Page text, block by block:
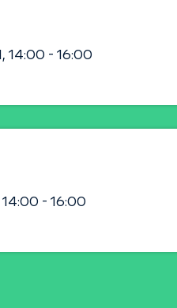
14:00 - 16:00
14:00 - 16:00